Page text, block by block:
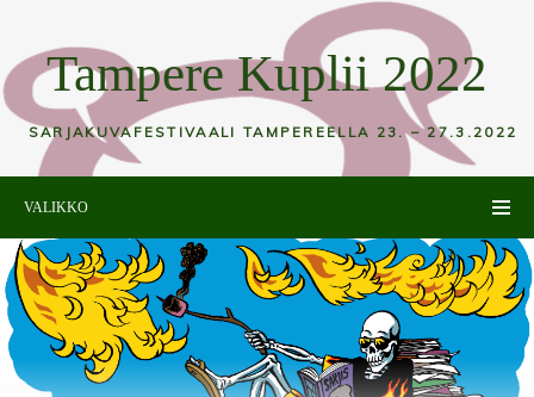
Tampere Kuplii 2022
SARJAKUVAFESTIVAALI TAMPEREELLA 23. – 27.3.2022
VALIKKO